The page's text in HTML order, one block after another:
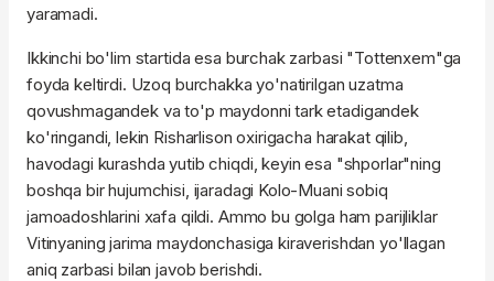
yaramadi.
Ikkinchi bo'lim startida esa burchak zarbasi "Tottenxem"ga
foyda keltirdi. Uzoq burchakka yo'natirilgan uzatma
qovushmagandek va to'p maydonni tark etadigandek
ko'ringandi, lekin Risharlison oxirigacha harakat qilib,
havodagi kurashda yutib chiqdi, keyin esa "shporlar"ning
boshqa bir hujumchisi, ijaradagi Kolo-Muani sobiq
jamoadoshlarini xafa qildi. Ammo bu golga ham parijliklar
Vitinyaning jarima maydonchasiga kiraverishdan yo'llagan
aniq zarbasi bilan javob berishdi.